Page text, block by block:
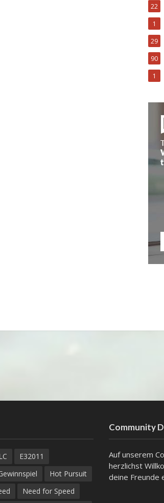
22
1
29
90
1
E32011
Hot Pursuit
Need for Speed
Community
Auf unserem
herzlichst
deine Freunde